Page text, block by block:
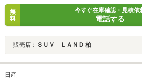
無
料
今すぐ在庫確認・見積依
電話する
販売店： ＳＵＶ ＬＡＮＤ 柏
日産